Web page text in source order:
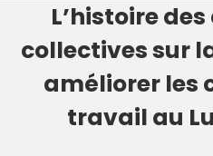
L’histoire
collectives sur
améliorer les
travail au